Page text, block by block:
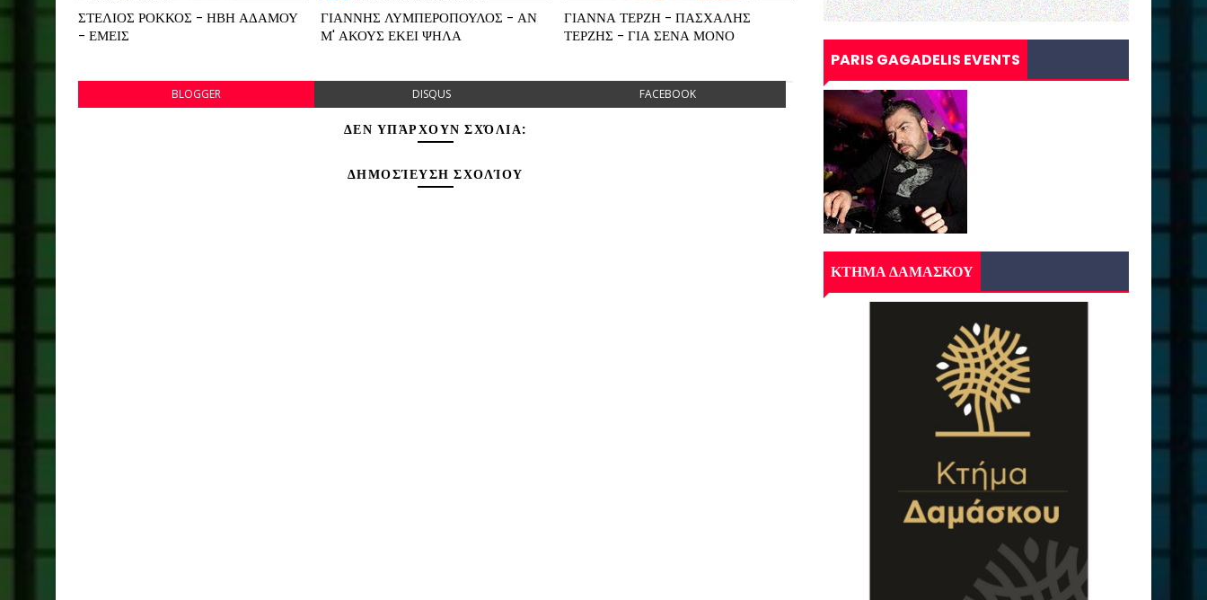
ΣΤΕΛΙΟΣ ΡΟΚΚΟΣ - ΗΒΗ ΑΔΑΜΟΥ
- ΕΜΕΙΣ
ΓΙΑΝΝΗΣ ΛΥΜΠΕΡΟΠΟΥΛΟΣ - ΑΝ
Μ' ΑΚΟΥΣ ΕΚΕΙ ΨΗΛΑ
ΓΙΑΝΝΑ ΤΕΡΖΗ - ΠΑΣΧΑΛΗΣ
ΤΕΡΖΗΣ - ΓΙΑ ΣΕΝΑ ΜΟΝΟ
BLOGGER DISQUS FACEBOOK
ΔΕΝ ΥΠΆΡΧΟΥΝ ΣΧΌΛΙΑ:
ΔΗΜΟΣΊΕΥΣΗ ΣΧΟΛΊΟΥ
PARIS GAGADELIS EVENTS
ΚΤΗΜΑ ΔΑΜΑΣΚΟΥ